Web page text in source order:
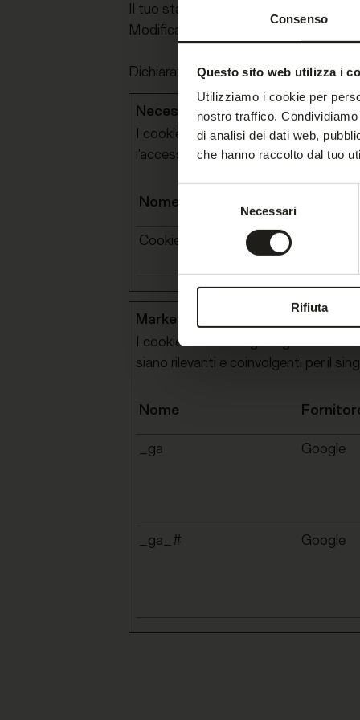
Consenso
Questo sito web utilizza i
Utilizziamo i cookie per
nostro traffico.
di analisi dei dati web,
che hanno raccolto dal tuo
Necessari
Rifiuta
Il tuo stato attuale: Rifiuta.
Modifica consenso
Dichiarazione Cookie aggiornata
Necessari (1)
I cookie necessari contribuiscono a
l'accesso alle aree protette del sito.
Nome
CookieConsent
Marketing (2)
I cookie di marketing vengono
siano rilevanti e coinvolgenti per il
Nome
_ga Google
_ga_# Google